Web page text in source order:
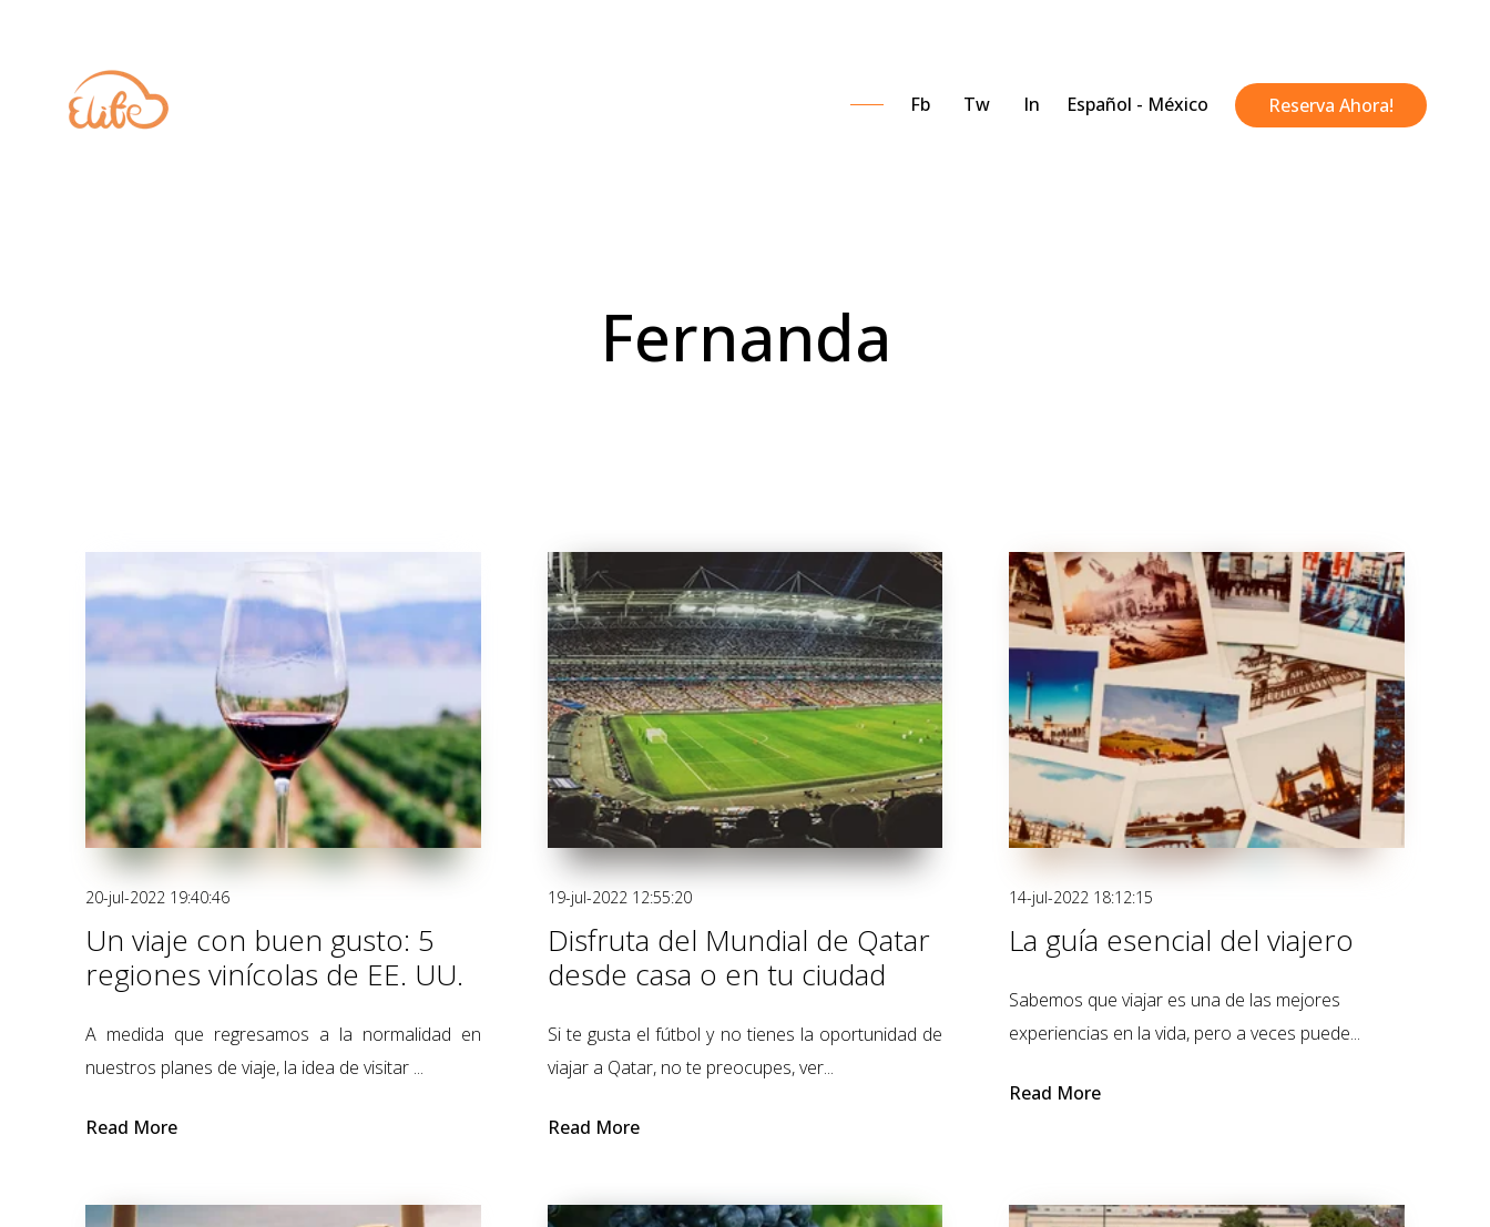
Fb Tw In Español - México Reserva Ahora!
Fernanda
20-jul-2022 19:40:46
Un viaje con buen gusto: 5
regiones vinícolas de EE. UU.
A medida que regresamos a la normalidad en
nuestros planes de viaje, la idea de visitar ...
Read More
19-jul-2022 12:55:20
Disfruta del Mundial de Qatar
desde casa o en tu ciudad
Si te gusta el fútbol y no tienes la oportunidad de
viajar a Qatar, no te preocupes, ver...
Read More
14-jul-2022 18:12:15
La guía esencial del viajero
Sabemos que viajar es una de las mejores
experiencias en la vida, pero a veces puede...
Read More